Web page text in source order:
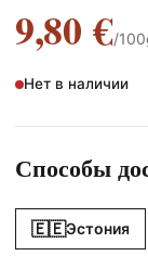
9,80€/
Нет в наличии
Способы
🇪🇪Эстония